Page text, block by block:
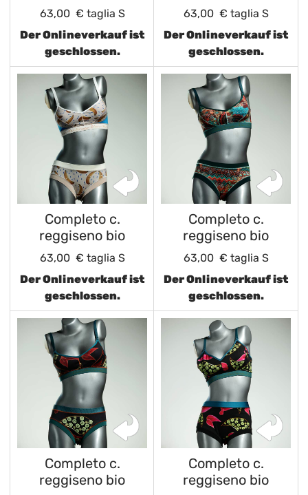
63,00 € taglia S
Der Onlineverkauf ist
geschlossen.
63,00 € taglia S
Der Onlineverkauf ist
geschlossen.
Completo c.
reggiseno bio
63,00 € taglia S
Der Onlineverkauf ist
geschlossen.
Completo c.
reggiseno bio
63,00 € taglia S
Der Onlineverkauf ist
geschlossen.
Completo c.
reggiseno bio
Completo c.
reggiseno bio